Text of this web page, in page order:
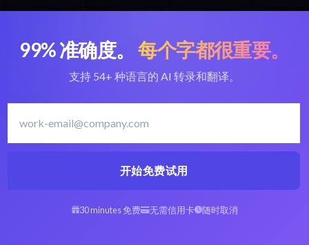
99% 准确度。 每个字都很重要。
支持 54+ 种语言的 AI 转录和翻译。
开始免费试用
30 minutes 免费 无需信用卡 随时取消